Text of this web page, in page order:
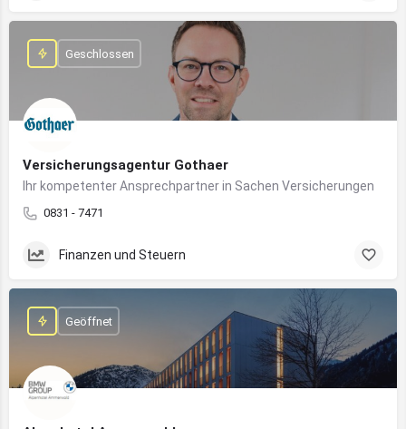
Versicherungsagentur Gothaer
Ihr kompetenter Ansprechpartner in Sachen Versicherungen
0831 - 7471
Geschlossen
Finanzen und Steuern
Geöffnet